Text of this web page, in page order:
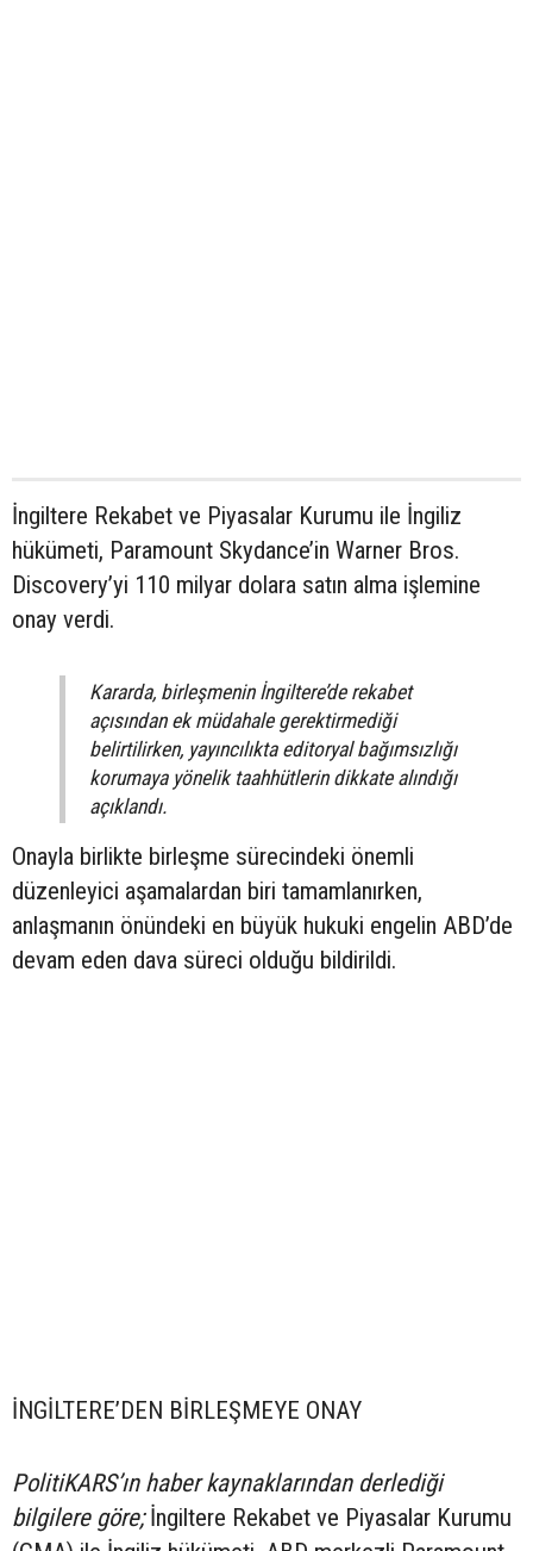
İngiltere Rekabet ve Piyasalar Kurumu ile İngiliz
hükümeti, Paramount Skydance’in Warner Bros.
Discovery’yi 110 milyar dolara satın alma işlemine
onay verdi.
Kararda, birleşmenin İngiltere’de rekabet
açısından ek müdahale gerektirmediği
belirtilirken, yayıncılıkta editoryal bağımsızlığı
korumaya yönelik taahhütlerin dikkate alındığı
açıklandı.
Onayla birlikte birleşme sürecindeki önemli
düzenleyici aşamalardan biri tamamlanırken,
anlaşmanın önündeki en büyük hukuki engelin ABD’de
devam eden dava süreci olduğu bildirildi.
İNGİLTERE’DEN BİRLEŞMEYE ONAY
PolitiKARS’ın haber kaynaklarından derlediği
bilgilere göre;İngiltere Rekabet ve Piyasalar Kurumu